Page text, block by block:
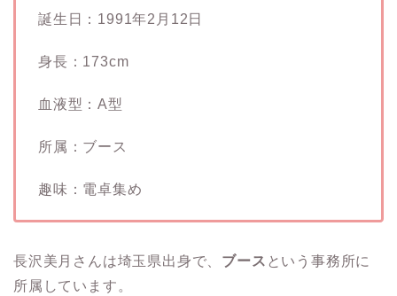
誕生日：1991年2月12日
身長：173cm
血液型：A型
所属：ブース
趣味：電卓集め
長沢美月さんは埼玉県出身で、 ブース という事務所に
所属しています。